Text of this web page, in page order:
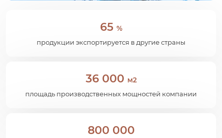
65 %
продукции экспортируется в другие страны
36 000 м2
площадь производственных мощностей компании
800 000